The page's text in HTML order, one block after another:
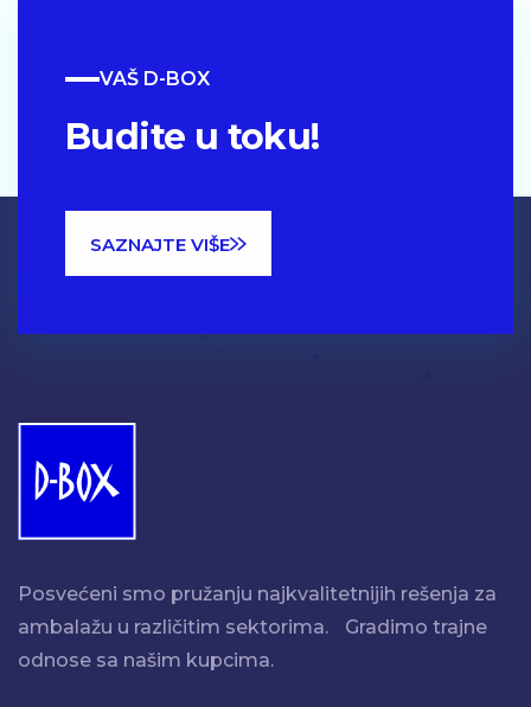
VAŠ D-BOX
Budite u toku!
SAZNAJTE VIŠE
Posvećeni smo pružanju najkvalitetnijih rešenja za
ambalažu u različitim sektorima. Gradimo trajne
odnose sa našim kupcima.